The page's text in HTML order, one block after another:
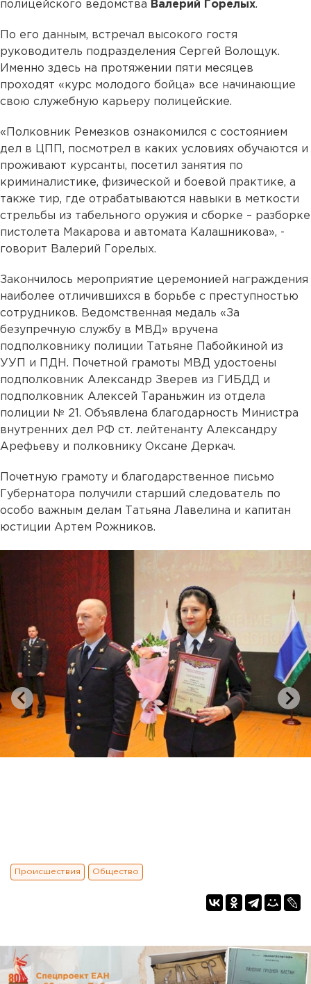
полицейского ведомства Валерий Горелых.
По его данным, встречал высокого гостя
руководитель подразделения Сергей Волощук.
Именно здесь на протяжении пяти месяцев
проходят «курс молодого бойца» все начинающие
свою служебную карьеру полицейские.
«Полковник Ремезков ознакомился с состоянием
дел в ЦПП, посмотрел в каких условиях обучаются и
проживают курсанты, посетил занятия по
криминалистике, физической и боевой практике, а
также тир, где отрабатываются навыки в меткости
стрельбы из табельного оружия и сборке – разборке
пистолета Макарова и автомата Калашникова», -
говорит Валерий Горелых.
Закончилось мероприятие церемонией награждения
наиболее отличившихся в борьбе с преступностью
сотрудников. Ведомственная медаль «За
безупречную службу в МВД» вручена
подполковнику полиции Татьяне Пабойкиной из
УУП и ПДН. Почетной грамоты МВД удостоены
подполковник Александр Зверев из ГИБДД и
подполковник Алексей Тараньжин из отдела
полиции № 21. Объявлена благодарность Министра
внутренних дел РФ ст. лейтенанту Александру
Арефьеву и полковнику Оксане Деркач.
Почетную грамоту и благодарственное письмо
Губернатора получили старший следователь по
особо важным делам Татьяна Лавелина и капитан
юстиции Артем Рожников.
Происшествия Общество